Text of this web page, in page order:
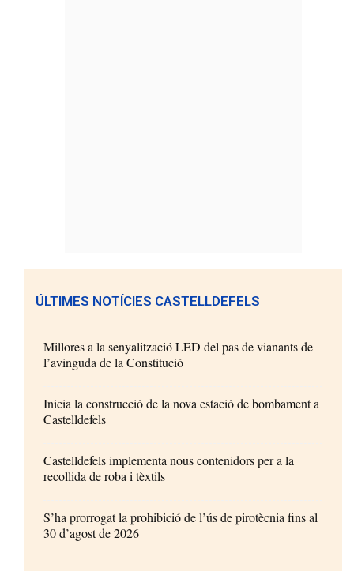
ÚLTIMES NOTÍCIES CASTELLDEFELS
Millores a la senyalització LED del pas de vianants de
l’avinguda de la Constitució
Inicia la construcció de la nova estació de bombament a
Castelldefels
Castelldefels implementa nous contenidors per a la
recollida de roba i tèxtils
S’ha prorrogat la prohibició de l’ús de pirotècnia fins al
30 d’agost de 2026